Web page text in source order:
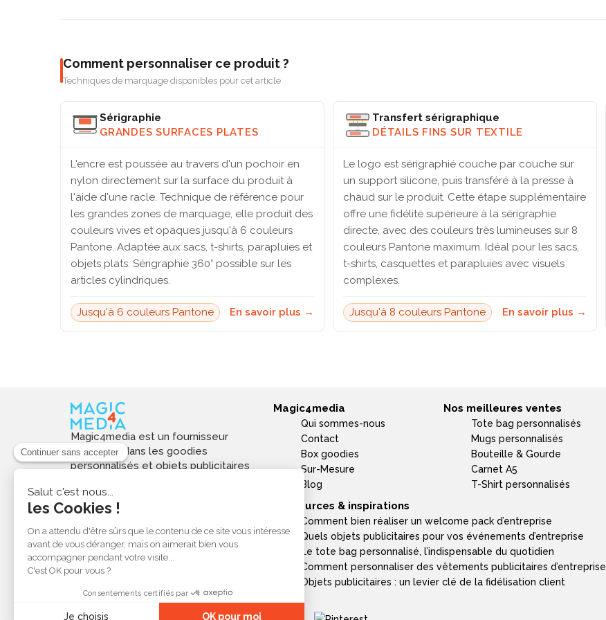
Comment personnaliser ce produit ?
Techniques de marquage disponibles pour cet article
Sérigraphie
GRANDES SURFACES PLATES
L'encre est poussée au travers d'un pochoir en
nylon directement sur la surface du produit à
l'aide d'une racle. Technique de référence pour
les grandes zones de marquage, elle produit des
couleurs vives et opaques jusqu'à 6 couleurs
Pantone. Adaptée aux sacs, t-shirts, parapluies et
objets plats. Sérigraphie 360° possible sur les
articles cylindriques.
Jusqu'à 6 couleurs Pantone En savoir plus →
Transfert sérigraphique
DÉTAILS FINS SUR TEXTILE
Le logo est sérigraphié couche par couche sur
un support silicone, puis transféré à la presse à
chaud sur le produit. Cette étape supplémentaire
offre une fidélité supérieure à la sérigraphie
directe, avec des couleurs très lumineuses sur 8
couleurs Pantone maximum. Idéal pour les sacs,
t-shirts, casquettes et parapluies avec visuels
complexes.
Jusqu'à 8 couleurs Pantone En savoir plus →
Magic4media est un fournisseur
spécialisé dans les goodies
personnalisés et objets publicitaires
sélectionnons des produits utiles,
tendances et responsables pour
soutenir vos actions de
communication et réussir vos
opérations événementielles,
Magic4media
Qui sommes-nous
Contact
Box goodies
Sur-Mesure
Blog
Nos meilleures ventes
Tote bag personnalisés
Mugs personnalisés
Bouteille & Gourde
Carnet A5
T-Shirt personnalisés
Ressources & inspirations
Comment bien réaliser un welcome pack d’entreprise
Quels objets publicitaires pour vos événements d’entreprise
Le tote bag personnalisé, l’indispensable du quotidien
Comment personnaliser des vêtements publicitaires d’entreprise
Objets publicitaires : un levier clé de la fidélisation client